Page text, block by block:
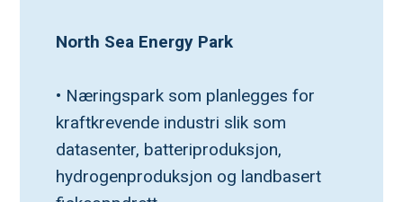
North Sea Energy Park
• Næringspark som planlegges for
kraftkrevende industri slik som
datasenter, batteriproduksjon,
hydrogenproduksjon og landbasert